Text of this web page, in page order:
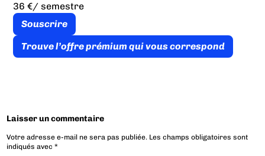
36 €/ semestre
Souscrire
Trouve l’offre prémium qui vous correspond
Laisser un commentaire
Votre adresse e-mail ne sera pas publiée. Les champs obligatoires sont
indiqués avec*